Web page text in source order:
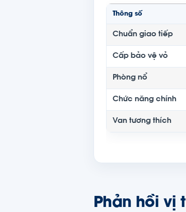
Thông số
Chuẩn giao tiếp
Cấp bảo vệ vỏ
Phòng nổ
Chức năng chính
Van tương thích
Phản hồi vị